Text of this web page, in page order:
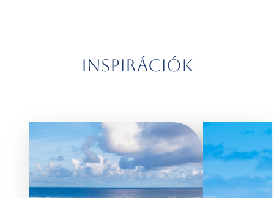
További érdekességekért Brazíliáról
A programok sorrendje az indulási
természeti
vidék hangulata is
Inspirációk
tovább »